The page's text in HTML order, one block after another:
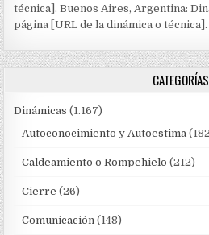
técnica]. Buenos Aires, Argentina:
página [URL de la dinámica o técnica].
CATEGORÍAS
Dinámicas (1.167)
Autoconocimiento y Autoestima
Caldeamiento o Rompehielo (212)
Cierre (26)
Comunicación (148)